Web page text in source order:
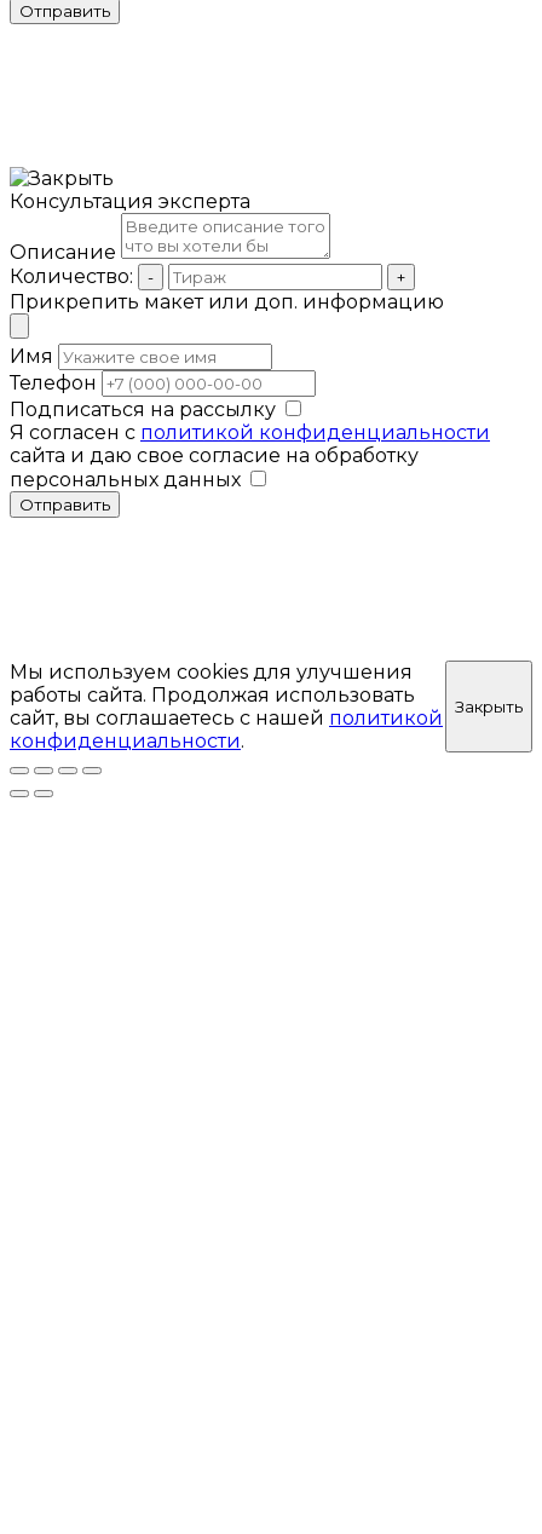
Отправить
Консультация эксперта
Описание
Количество:
- +
Прикрепить макет или доп. информацию
Имя
Телефон
Подписаться на рассылку
Я согласен с политикой конфиденциальности
сайта и даю свое согласие на обработку
персональных данных
Отправить
Мы используем cookies для улучшения
работы сайта. Продолжая использовать
сайт, вы соглашаетесь с нашей политикой
конфиденциальности.
Закрыть